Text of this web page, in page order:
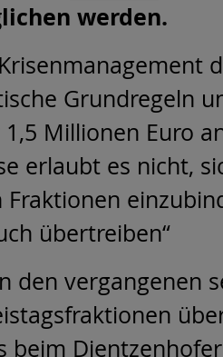
werden.
Grundregeln
Millionen Euro
erlaubt es nicht,
übertreiben“
den vergangenen
beim Dientzenhofer